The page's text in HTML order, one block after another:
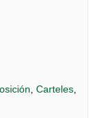
Carteles,